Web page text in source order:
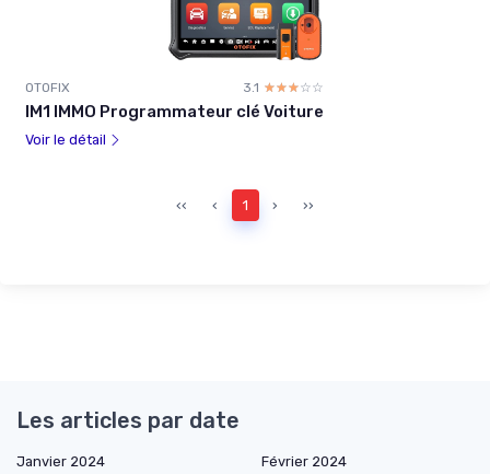
OTOFIX 3.1 ☆☆☆☆☆
★★★★★
IM1 IMMO Programmateur clé Voiture
Voir le détail
‹‹ ‹ 1 › ››
Les articles par date
Janvier 2024
Février 2024